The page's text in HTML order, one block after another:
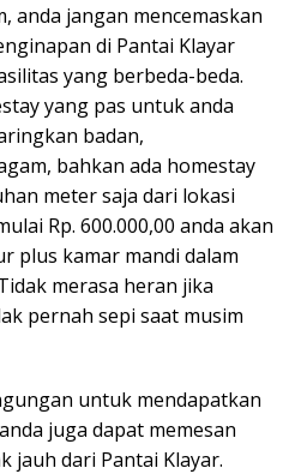
anda jangan mencemaskan
di Pantai Klayar
yang berbeda-beda.
yang pas untuk anda
badan,
bahkan ada homestay
meter saja dari lokasi
Rp. 600.000,00 anda akan
plus kamar mandi dalam
merasa heran jika
pernah sepi saat musim
untuk mendapatkan
juga dapat memesan
jauh dari Pantai Klayar.